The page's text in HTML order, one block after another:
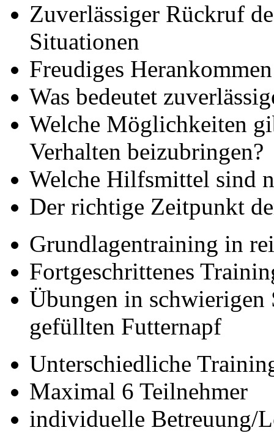
Zuverlässiger Rückruf
Situationen
Freudiges Herankommen
Was bedeutet
Welche Möglichkeiten
Verhalten beizubringen?
Welche Hilfsmittel sind
Der richtige Zeitpunkt
Grundlagentraining in
Fortgeschrittenes
Übungen in
gefüllten Futternapf
Unterschiedliche
Maximal 6 Teilnehmer
individuelle Betreuung/